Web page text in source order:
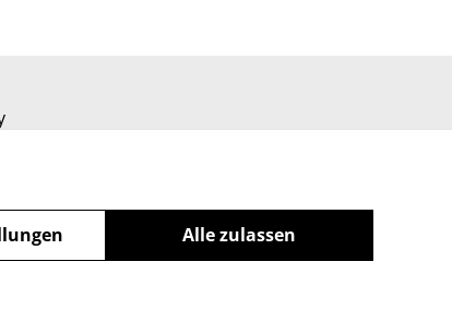
Alle zulassen